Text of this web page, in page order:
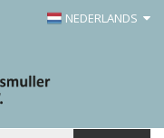
NEDERLANDS